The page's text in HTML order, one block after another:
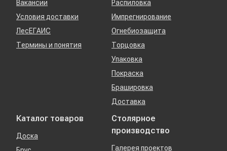
Вакансии
Условия доставки
ЛесЕГАИС
Термины и понятия
Распиловка
Импрегнирование
Огнебиозащита
Торцовка
Упаковка
Покраска
Брашировка
Доставка
Каталог товаров
Доска
Столярное
производство
Галерея проектов